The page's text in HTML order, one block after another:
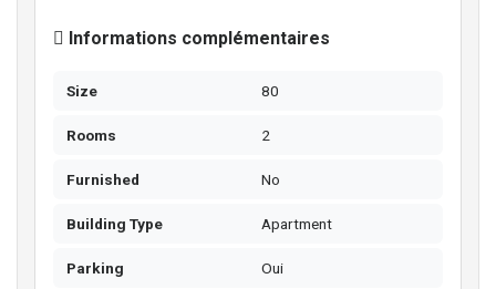
Informations complémentaires
Size 80
Rooms 2
Furnished No
Building Type Apartment
Parking Oui